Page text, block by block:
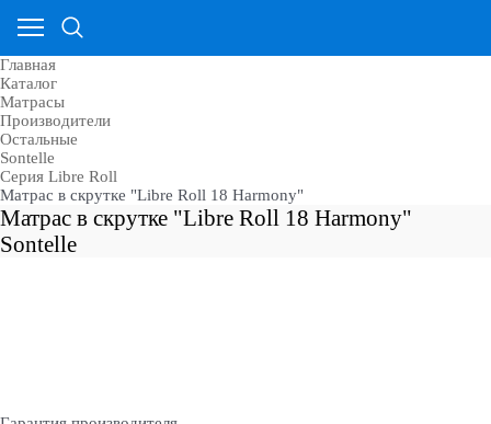
Главная
Каталог
Матрасы
Производители
Остальные
Sontelle
Cерия Libre Roll
Матрас в скрутке "Libre Roll 18 Harmony"
Матрас в скрутке "Libre Roll 18 Harmony"
Sontelle